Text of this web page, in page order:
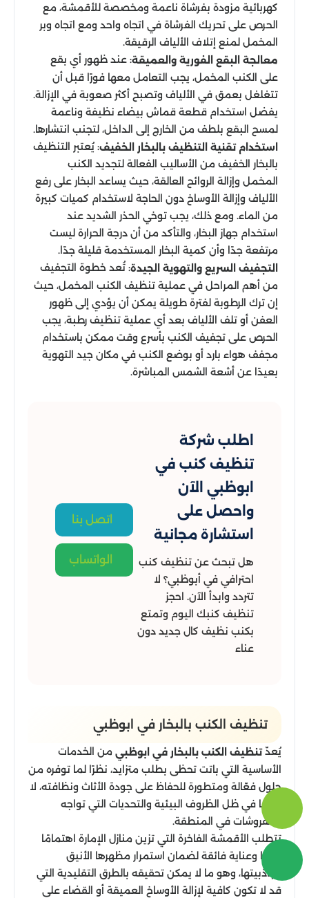
كهربائية مزودة بفرشاة ناعمة ومخصصة للأقمشة، مع
الحرص على تحريك الفرشاة في اتجاه واحد ومع اتجاه وبر
المخمل لمنع إتلاف الألياف الرقيقة.
معالجة البقع الفورية والعميقة: عند ظهور أي بقع
على الكنب المخمل، يجب التعامل معها فورًا قبل أن
تتغلغل بعمق في الألياف وتصبح أكثر صعوبة في الإزالة.
يفضل استخدام قطعة قماش بيضاء نظيفة وناعمة
لمسح البقع بلطف من الخارج إلى الداخل، لتجنب انتشارها.
استخدام تقنية التنظيف بالبخار الخفيف: يُعتبر التنظيف
بالبخار الخفيف من الأساليب الفعالة لتجديد الكنب
المخمل وإزالة الروائح العالقة، حيث يساعد البخار على رفع
الألياف وإزالة الأوساخ دون الحاجة لاستخدام كميات كبيرة
من الماء. ومع ذلك، يجب توخي الحذر الشديد عند
استخدام جهاز البخار، والتأكد من أن درجة الحرارة ليست
مرتفعة جدًا وأن كمية البخار المستخدمة قليلة جدًا.
التجفيف السريع والتهوية الجيدة: تُعد خطوة التجفيف
من أهم المراحل في عملية تنظيف الكنب المخمل، حيث
إن ترك الرطوبة لفترة طويلة يمكن أن يؤدي إلى ظهور
العفن أو تلف الألياف بعد أي عملية تنظيف رطبة، يجب
الحرص على تجفيف الكنب بأسرع وقت ممكن باستخدام
مجفف هواء بارد أو بوضع الكنب في مكان جيد التهوية
بعيدًا عن أشعة الشمس المباشرة.
اطلب شركة
تنظيف كنب في
ابوظبي الآن
واحصل على
استشارة مجانية
هل تبحث عن تنظيف كنب
احترافي في أبوظبي؟ لا
تتردد وابدأ الآن. احجز
تنظيف كنبك اليوم وتمتع
بكنب نظيف كال جديد دون
عناء
اتصل بنا
الواتساب
تنظيف الكنب بالبخار في ابوظبي
يُعدّتنظيف الكنب بالبخار في ابوظبي من الخدمات
الأساسية التي باتت تحظى بطلب متزايد، نظرًا لما توفره من
حلول فعّالة ومتطورة للحفاظ على جودة الأثاث ونظافته، لا
سيما في ظل الظروف البيئية والتحديات التي تواجه
المفروشات في المنطقة.
تتطلب الأقمشة الفاخرة التي تزين منازل الإمارة اهتمامًا
خاصًا وعناية فائقة لضمان استمرار مظهرها الأنيق
وجاذبيتها، وهو ما لا يمكن تحقيقه بالطرق التقليدية التي
قد لا تكون كافية لإزالة الأوساخ العميقة أو القضاء على